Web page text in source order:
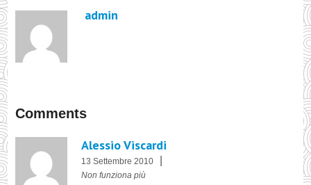
admin
Comments
Alessio Viscardi
13 Settembre 2010
Non funziona più